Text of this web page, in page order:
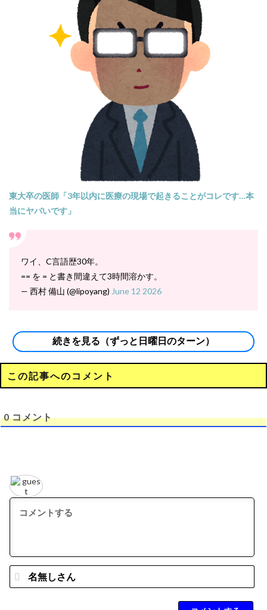
東大卒の医師「3年以内に医療の現場で起きることがコレです…本
当にヤバいです」
ワイ、C言語歴30年。
== を = と書き間違えて3時間溶かす。
— 西村 備山 (@lipoyang) June 12 2026
続きを見る（ずっと日曜日のターン）
この記事へのコメント
0コメント
名